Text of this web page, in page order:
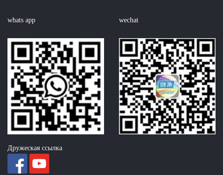
whats app wechat
Дружеская ссылка